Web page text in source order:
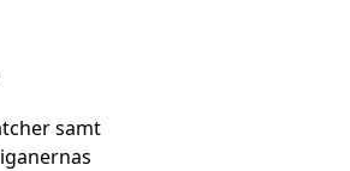
samt